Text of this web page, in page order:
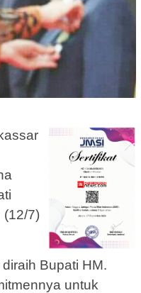
(12/7)
Bupati HM.
untuk